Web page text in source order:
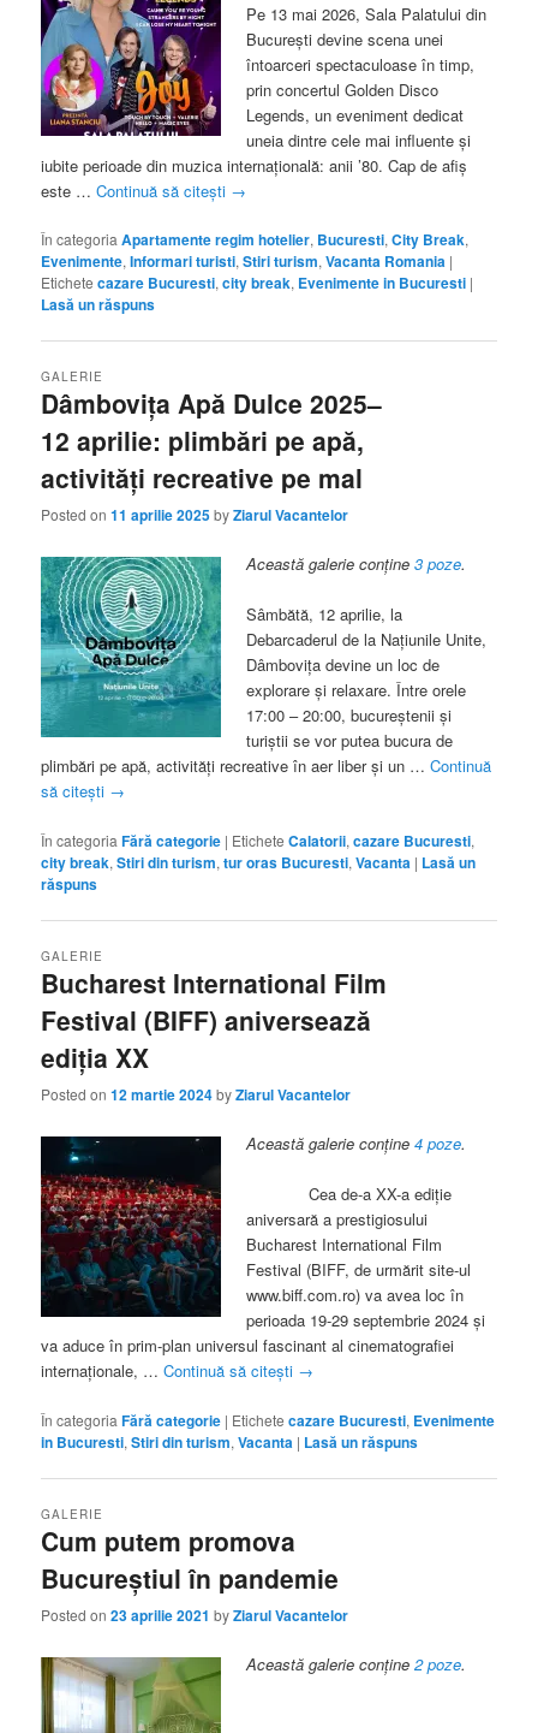
Pe 13 mai 2026, Sala Palatului din
București devine scena unei
întoarceri spectaculoase în timp,
prin concertul Golden Disco
Legends, un eveniment dedicat
uneia dintre cele mai influente și
iubite perioade din muzica internațională: anii ’80. Cap de afiș
este …Continuă să citești →
În categoria Apartamente regim hotelier, Bucuresti,City Break,
Evenimente,Informari turisti,Stiri turism,Vacanta Romania |
Etichete cazare Bucuresti,city break, Evenimente in Bucuresti |
Lasă un răspuns
Dâmbovița Apă Dulce 2025–
12 aprilie: plimbări pe apă,
activități recreative pe mal
GALERIE
Posted on11 aprilie 2025byZiarul Vacantelor
Această galerie conține3 poze.
Sâmbătă, 12 aprilie, la
Debarcaderul de la Națiunile Unite,
Dâmbovița devine un loc de
explorare și relaxare. Între orele
17:00 – 20:00, bucureștenii și
turiștii se vor putea bucura de
plimbări pe apă, activități recreative în aer liber și un …Continuă
să citești →
În categoria Fără categorie | Etichete Calatorii,cazare Bucuresti,
city break,Stiri din turism,tur oras Bucuresti,Vacanta | Lasă un
răspuns
Bucharest International Film
Festival (BIFF) aniversează
ediția XX
GALERIE
Posted on12 martie 2024byZiarul Vacantelor
Această galerie conține4 poze.
Cea de-a XX-a ediție
aniversară a prestigiosului
Bucharest International Film
Festival (BIFF, de urmărit site-ul
www.biff.com.ro) va avea loc în
perioada 19-29 septembrie 2024 și
va aduce în prim-plan universul fascinant al cinematografiei
internaționale, …Continuă să citești →
În categoria Fără categorie | Etichete cazare Bucuresti, Evenimente
in Bucuresti,Stiri din turism,Vacanta | Lasă un răspuns
Cum putem promova
Bucureștiul în pandemie
GALERIE
Posted on23 aprilie 2021 byZiarul Vacantelor
Această galerie conține2 poze.